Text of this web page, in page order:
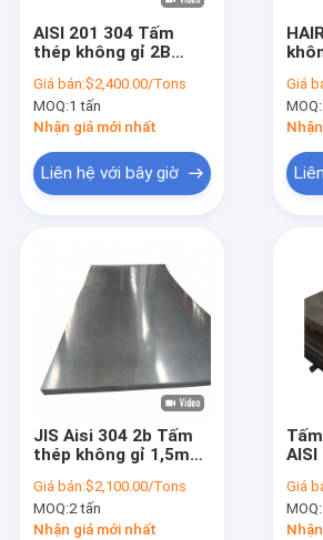
AISI 201 304 Tấm
thép không gỉ 2B
1220x3428mm
Giá bán:$2,400.00/Tons
MOQ:1 tấn
Nhận giá mới nhất
Liên hệ với bây giờ
Giá
MOQ:
JIS Aisi 304 2b Tấm
thép không gỉ 1,5mm
Giá bán:$2,100.00/Tons
MOQ:2 tấn
Nhận giá mới nhất
Giá
MOQ: